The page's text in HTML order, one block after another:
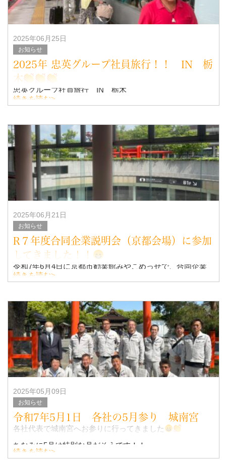
2025年06月25日
お知らせ
2025年 忠英グループ社員旅行！！ IN 栃
木
忠英グループ社員旅行 IN 栃木
2025年 6/13（金）～6/15（日）の2泊3日の社員旅行が開
旅行の行程
1日目
日光東照宮参拝、二荒神社、大谷資料
続きを読む>
2025年06月21日
お知らせ
R７年度合同企業説明会（京都会場）に参加
してきました！！
令和7年6月4日に京都市勧業館みやこめっせで、合同企業
説明会に行っていました！！
初の合同企業説明なので、ハラハラ・ドキドキ うん～な
にをどうすればいいかの連続でしたǶ
続きを読む>
2025年05月09日
お知らせ
令和7年5月1日 各社の5月参り 城南宮
各社代表で城南宮へお参りに行ってきました
ちなみに5月は特別な月だそうです！！
続きを読む>